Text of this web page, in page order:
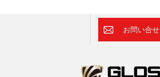
お問い合せ